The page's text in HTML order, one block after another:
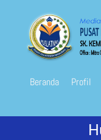
Beranda Profil